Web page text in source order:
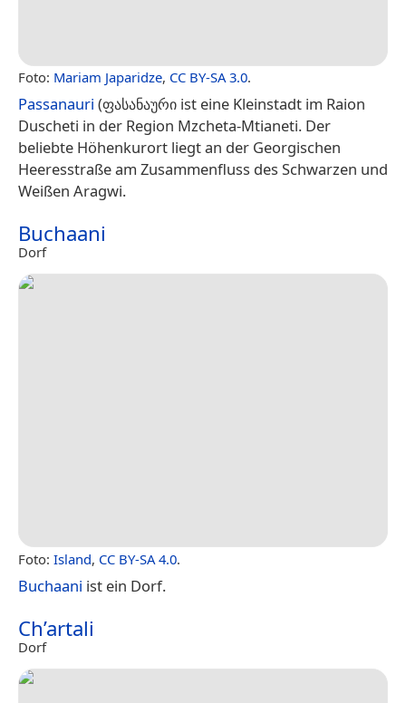
Foto: Mariam Japaridze, CC BY-SA 3.0.
Passanauri (ფასანაური ist eine Kleinstadt im Raion
Duscheti in der Region Mzcheta-Mtianeti. Der
beliebte Höhenkurort liegt an der Georgischen
Heeresstraße am Zusammenfluss des Schwarzen und
Weißen Aragwi.
Buchaani
Dorf
Foto: Island, CC BY-SA 4.0.
Buchaani ist ein Dorf.
Ch’artali
Dorf